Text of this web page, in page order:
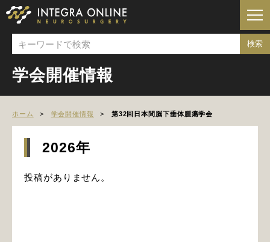
学会開催情報
ホーム 学会開催情報 第32回日本間脳下垂体腫瘍学会
2026年
投稿がありません。